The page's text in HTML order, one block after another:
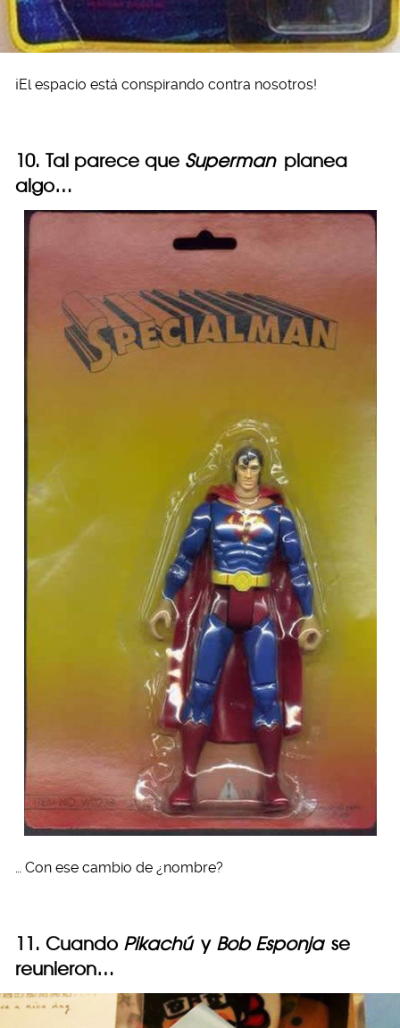
¡El espacio está conspirando contra nosotros!
10. Tal parece que Superman planea
algo…
… Con ese cambio de ¿nombre?
11. Cuando Pikachú y Bob Esponja se
reunieron…